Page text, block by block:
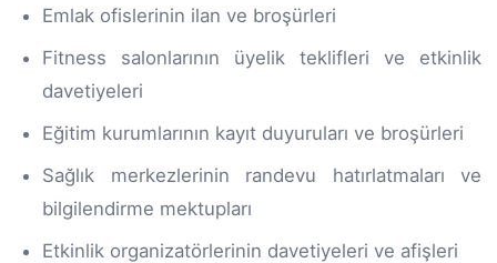
Emlak ofislerinin ilan ve broşürleri
Fitness salonlarının üyelik teklifleri ve etkinlik
davetiyeleri
Eğitim kurumlarının kayıt duyuruları ve broşürleri
Sağlık merkezlerinin randevu hatırlatmaları ve
bilgilendirme mektupları
Etkinlik organizatörlerinin davetiyeleri ve afişleri